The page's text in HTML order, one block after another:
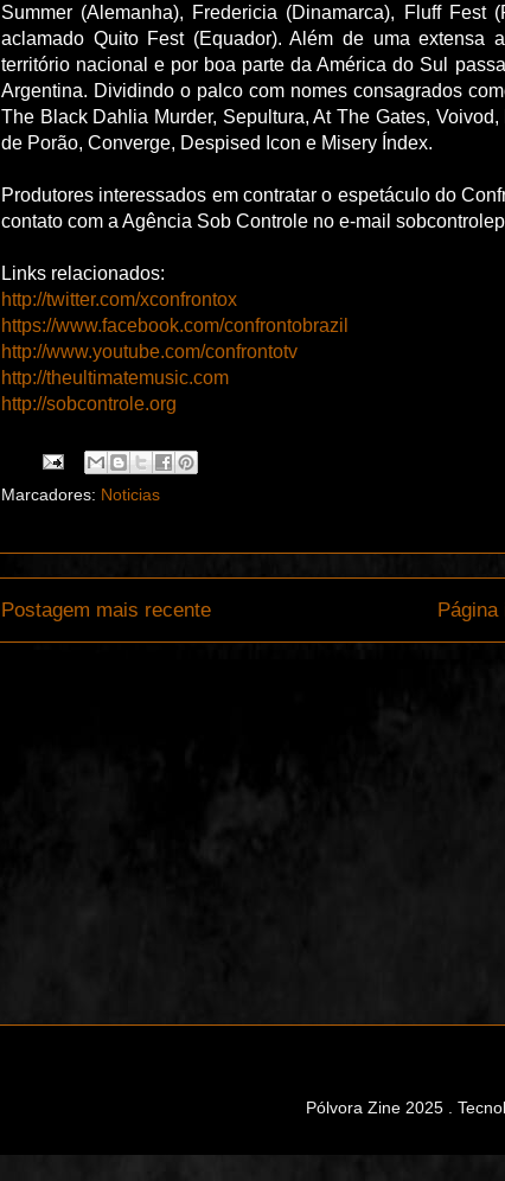
Summer (Alemanha), Fredericia (Dinamarca), Fluff
aclamado Quito Fest (Equador). Além de uma extensa
território nacional e por boa parte da América do Sul
Argentina. Dividindo o palco com nomes consagrados
The Black Dahlia Murder, Sepultura, At The Gates,
de Porão, Converge, Despised Icon e Misery Índex.
Produtores interessados em contratar o espetáculo do
contato com a Agência Sob Controle no e-mail
Links relacionados:
http://twitter.com/xconfrontox
https://www.facebook.com/confrontobrazil
http://www.youtube.com/confrontotv
http://theultimatemusic.com
http://sobcontrole.org
Marcadores: Noticias
Postagem mais recente Página
Pólvora Zine 2025 .